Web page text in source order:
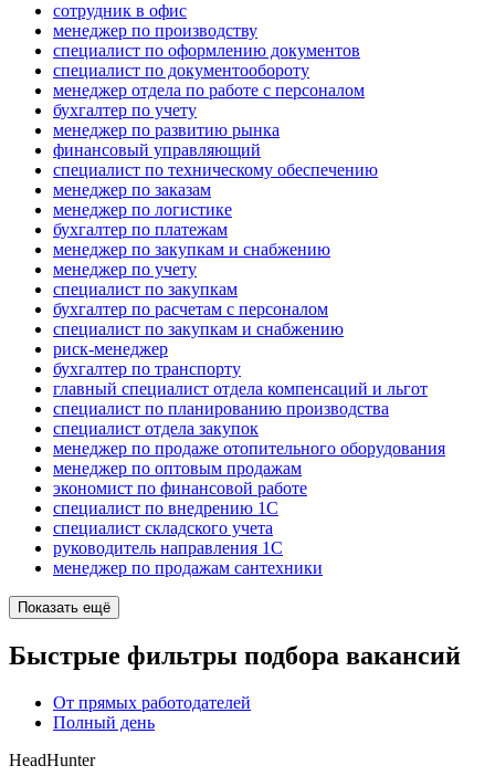
сотрудник в офис
менеджер по производству
специалист по оформлению документов
специалист по документообороту
менеджер отдела по работе с персоналом
бухгалтер по учету
менеджер по развитию рынка
финансовый управляющий
специалист по техническому обеспечению
менеджер по заказам
менеджер по логистике
бухгалтер по платежам
менеджер по закупкам и снабжению
менеджер по учету
специалист по закупкам
бухгалтер по расчетам с персоналом
специалист по закупкам и снабжению
риск-менеджер
бухгалтер по транспорту
главный специалист отдела компенсаций и льгот
специалист по планированию производства
специалист отдела закупок
менеджер по продаже отопительного оборудования
менеджер по оптовым продажам
экономист по финансовой работе
специалист по внедрению 1С
специалист складского учета
руководитель направления 1С
менеджер по продажам сантехники
Показать ещё
Быстрые фильтры подбора вакансий
От прямых работодателей
Полный день
HeadHunter